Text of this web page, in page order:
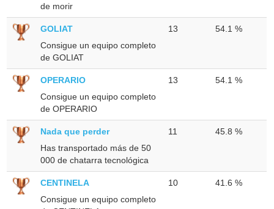
de morir
GOLIAT
Consigue un equipo completo
de GOLIAT
13 54.1 %
OPERARIO
Consigue un equipo completo
de OPERARIO
13 54.1 %
Nada que perder
Has transportado más de 50
000 de chatarra tecnológica
11 45.8 %
CENTINELA
Consigue un equipo completo
10 41.6 %